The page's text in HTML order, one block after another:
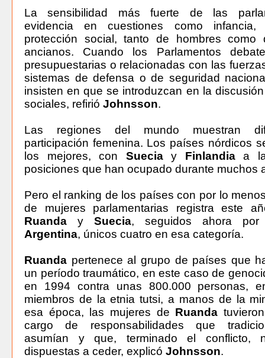
La sensibilidad más fuerte de las
evidencia en cuestiones como infancia,
protección social, tanto de hombres como
ancianos. Cuando los Parlamentos
presupuestarias o relacionadas con las
sistemas de defensa o de seguridad
insisten en que se introduzcan en la
sociales, refirió Johnsson.
Las regiones del mundo muestran
participación femenina. Los países nórdicos
los mejores, con Sueciay Finlandiaa la
posiciones que han ocupado durante muchos
Pero el ranking de los países con por lo
de mujeres parlamentarias registra este
Ruanda y Suecia, seguidos ahora
Argentina, únicos cuatro en esa categoría.
Ruanda pertenece al grupo de países que
un período traumático, en este caso de
en 1994 contra unas 800.000 personas,
miembros de la etnia tutsi, a manos de la
esa época, las mujeres de Ruanda
cargo de responsabilidades que
asumían y que, terminado el conflicto,
dispuestas a ceder, explicó Johnsson.